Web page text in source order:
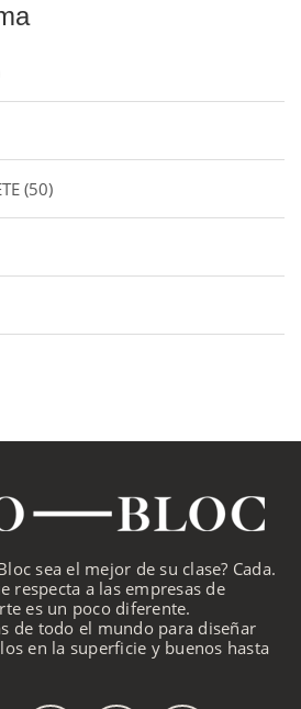
(50)
sea el mejor de su clase? Cada.
respecta a las empresas de
es un poco diferente.
de todo el mundo para diseñar
en la superficie y buenos hasta